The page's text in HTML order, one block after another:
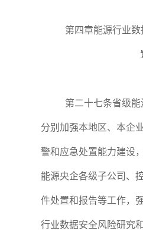
第四章能源行业
第二十七条省级
分别加强本地区、本企
警和应急处置能力建设
能源央企各级子公司、
件处置和报告等工作，
行业数据安全风险研究